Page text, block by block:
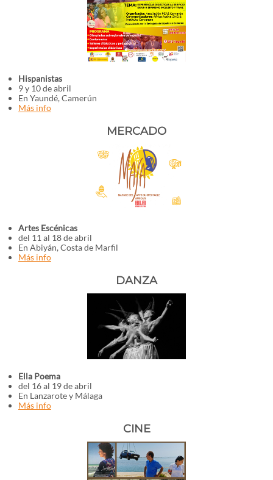
Hispanistas
9 y 10 de abril
En Yaundé, Camerún
Más info
MERCADO
Artes Escénicas
del 11 al 18 de abril
En Abiyán, Costa de Marfil
Más info
DANZA
Ella Poema
del 16 al 19 de abril
En Lanzarote y Málaga
Más info
CINE